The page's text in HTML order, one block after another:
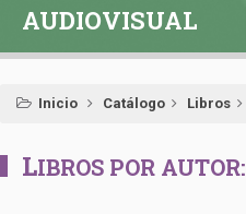
AUDIOVISUAL
Inicio Catálogo Libros
LIBROS POR AUTOR: